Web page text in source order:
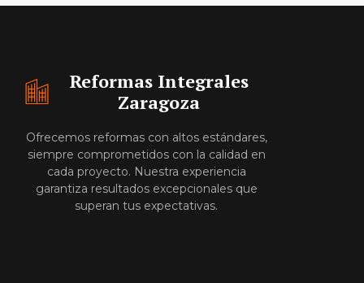
Reformas Integrales
Zaragoza
Ofrecemos reformas con altos estándares,
siempre comprometidos con la calidad en
cada proyecto. Nuestra experiencia
garantiza resultados excepcionales que
superan tus expectativas.